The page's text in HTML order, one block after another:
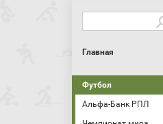
Главная
Футбол
Альфа-Банк РПЛ